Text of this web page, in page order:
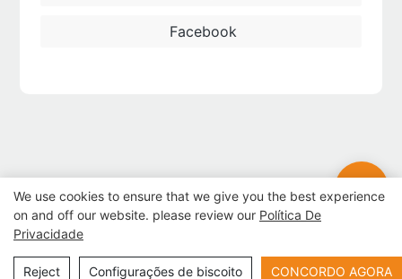
Facebook
Copyright © 2026 E-Star Information Technology Co., Ltd -
We use cookies to ensure that we give you the best experience
on and off our website. please review our Política De
Privacidade
Reject Configurações de biscoito CONCORDO AGORA